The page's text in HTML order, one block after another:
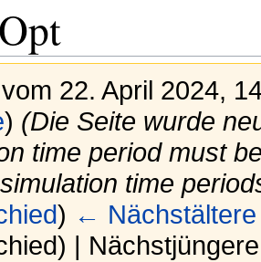
22. April 2024,
) (Die Seite wurde
time period must
time
) ← Nächstältere
|